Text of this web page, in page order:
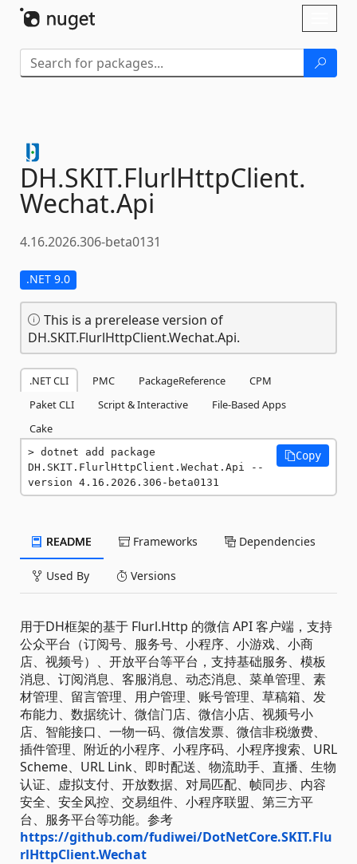
DH.SKIT.FlurlHttpClient.
Wechat.Api
4.16.2026.306-beta0131
.NET 9.0
This is a prerelease version of
DH.SKIT.FlurlHttpClient.Wechat.Api.
.NET CLI PMC PackageReference
CPM
Paket CLI
Script & Interactive
File-Based Apps
Cake
dotnet add package
DH.SKIT.FlurlHttpClient.Wechat.Api --
version 4.16.2026.306-beta0131
Copy
README Frameworks Dependencies
Used By Versions
用于DH框架的基于 Flurl.Http 的微信 API 客户端，支持
公众平台（订阅号、服务号、小程序、小游戏、小商
店、视频号）、开放平台等平台，支持基础服务、模板
消息、订阅消息、客服消息、动态消息、菜单管理、素
材管理、留言管理、用户管理、账号管理、草稿箱、发
布能力、数据统计、微信门店、微信小店、视频号小
店、智能接口、一物一码、微信发票、微信非税缴费、
插件管理、附近的小程序、小程序码、小程序搜索、URL
Scheme、URL Link、即时配送、物流助手、直播、生物
认证、虚拟支付、开放数据、对局匹配、帧同步、内容
安全、安全风控、交易组件、小程序联盟、第三方平
台、服务平台等功能。参考
https://github.com/fudiwei/DotNetCore.SKIT.Flu
rlHttpClient.Wechat